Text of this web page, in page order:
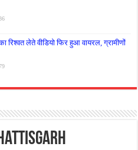
रिश्वत लेते वीडियो फिर हुआ वायरल, ग्रामीणों